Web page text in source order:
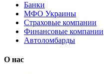
Банки
МФО Украины
Страховые компании
Финансовые компании
Автоломбарды
О нас